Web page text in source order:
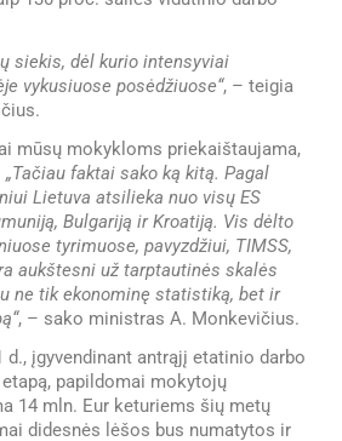
siekis, dėl kurio intensyviai
vykusiuose posėdžiuose“, – teigia
mūsų mokykloms priekaištaujama,
„Tačiau faktai sako ką kitą. Pagal
Lietuva atsilieka nuo visų ES
Bulgariją ir Kroatiją. Vis dėlto
tyrimuose, pavyzdžiui, TIMSS,
aukštesni už tarptautinės skalės
ne tik ekonominę statistiką, bet ir
, – sako ministras A. Monkevičius.
įgyvendinant antrąjį etatinio darbo
papildomai mokytojų
14 mln. Eur keturiems šių metų
didesnės lėšos bus numatytos ir